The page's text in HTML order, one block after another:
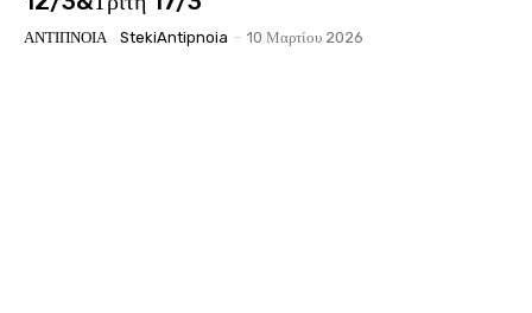
ΑΝΤΊΠΝΟΙΑ StekiAntipnoia - 10 Μαρτίου 2026